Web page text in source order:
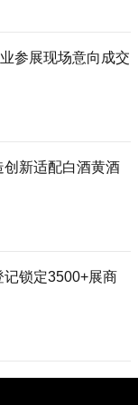
参展现场意向成交
新适配白酒黄酒
锁定3500+展商